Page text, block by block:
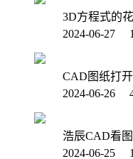
3D方程式的
2024-06-27
CAD图纸打
2024-06-26
浩辰CAD看
2024-06-25